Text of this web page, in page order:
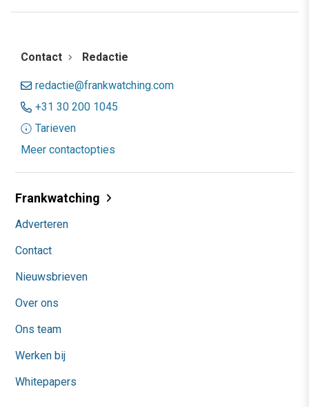
Contact Redactie
redactie@frankwatching.com
+31 30 200 1045
Tarieven
Meer contactopties
Frankwatching
Adverteren
Contact
Nieuwsbrieven
Over ons
Ons team
Werken bij
Whitepapers